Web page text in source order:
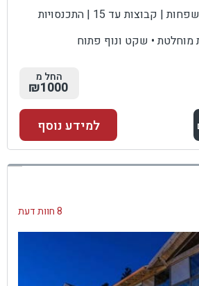
מתאים ל: זוגות | משפחות | קבוצות עד 15 | התכנסויות
מוחלטת • שקט ונוף פתוח
החל מ
₪1000
למידע נוסף
8 חוות דעת